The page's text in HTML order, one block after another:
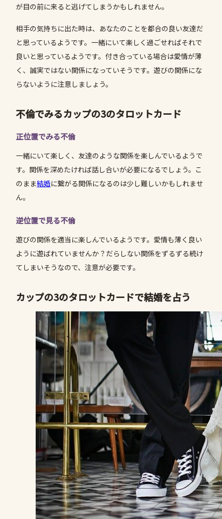
が目の前に来ると逃げてしまうかもしれません。
相手の気持ちに出た時は、あなたのことを都合の良い友達だ
と思っているようです。一緒にいて楽しく過ごせればそれで
良いと思っているようです。付き合っている場合は愛情が薄
く、誠実ではない関係になっていそうです。遊びの関係にな
らないように注意しましょう。
不倫でみるカップの3のタロットカード
正位置でみる不倫
一緒にいて楽しく、友達のような関係を楽しんでいるようで
す。関係を深めたければ話し合いが必要になるでしょう。こ
のまま結婚に繋がる関係になるのは少し難しいかもしれませ
ん。
逆位置で見る不倫
遊びの関係を適当に楽しんでいるようです。愛情も薄く良い
ように遊ばれていませんか？だらしない関係をずるずる続け
てしまいそうなので、注意が必要です。
カップの3のタロットカードで結婚を占う